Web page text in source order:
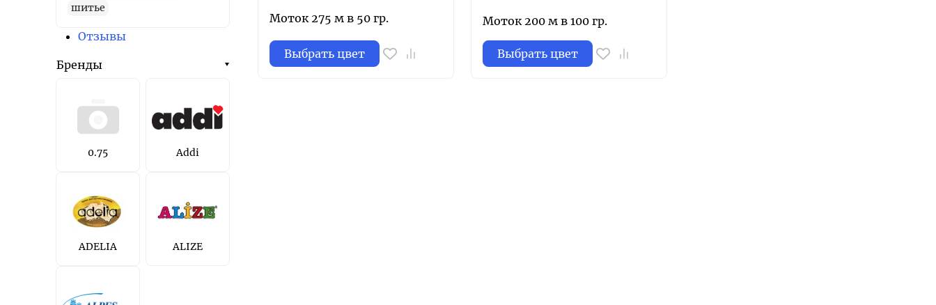
шитье
Отзывы
Бренды
0.75 Addi
ADELIA ALIZE
Моток 275 м в 50 гр.
Выбрать цвет
Моток 200 м в 100 гр.
Выбрать цвет